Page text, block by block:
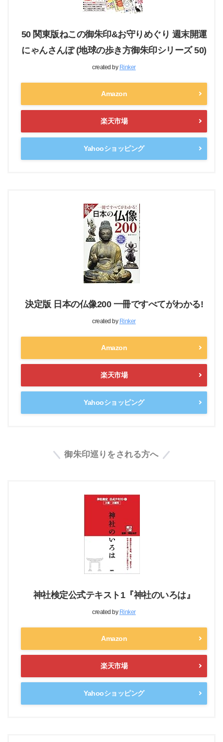
50 関東版ねこの御朱印&お守りめぐり 週末開運
にゃんさんぽ (地球の歩き方御朱印シリーズ 50)
created by Rinker
Amazon
楽天市場
Yahooショッピング
決定版 日本の仏像200 一冊ですべてがわかる!
created by Rinker
Amazon
楽天市場
Yahooショッピング
御朱印巡りをされる方へ
神社検定公式テキスト1『神社のいろは』
created by Rinker
Amazon
楽天市場
Yahooショッピング